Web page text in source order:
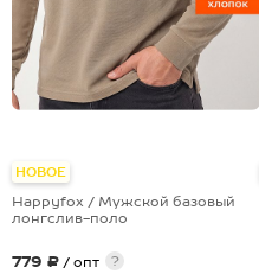
НОВОЕ
Happyfox / Мужской базовый
лонгслив-поло
779 ₽ / опт
?